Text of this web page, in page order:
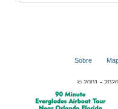
Sobre
© 2001 -